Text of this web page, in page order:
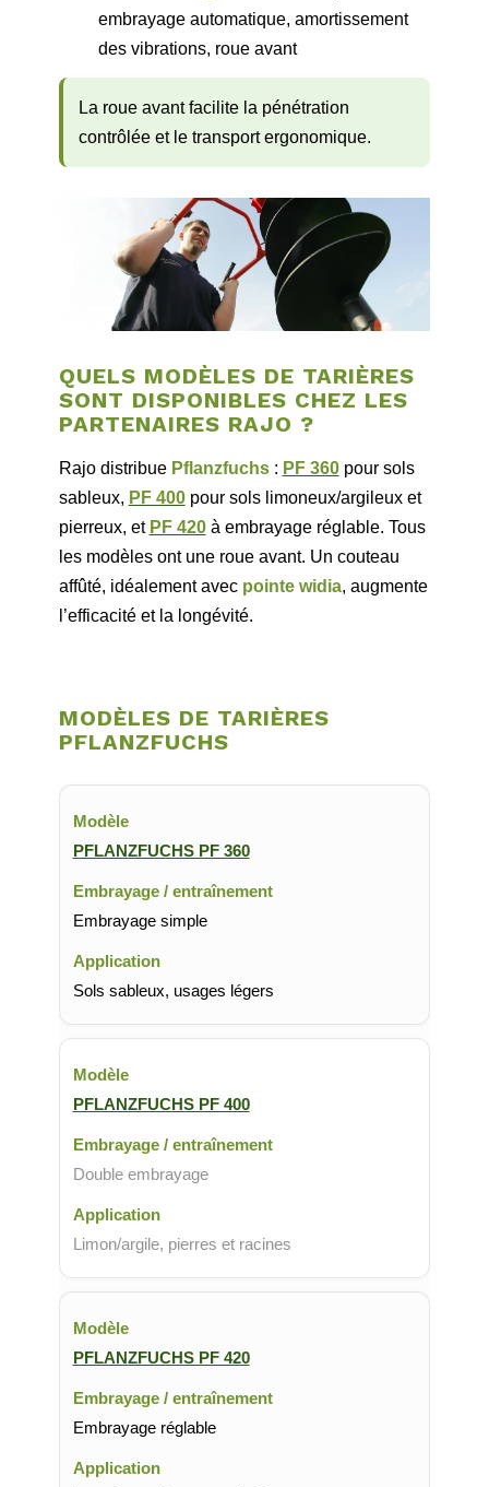
embrayage automatique, amortissement
des vibrations, roue avant
La roue avant facilite la pénétration
contrôlée et le transport ergonomique.
QUELS MODÈLES DE TARIÈRES
SONT DISPONIBLES CHEZ LES
PARTENAIRES RAJO ?
Rajo distribue Pflanzfuchs: PF 360pour sols
sableux, PF 400pour sols limoneux/argileux et
pierreux, et PF 420à embrayage réglable. Tous
les modèles ont une roue avant. Un couteau
affûté, idéalement avec pointe widia, augmente
l’efficacité et la longévité.
MODÈLES DE TARIÈRES
PFLANZFUCHS
PFLANZFUCHS PF 360
Embrayage simple
Sols sableux, usages légers
PFLANZFUCHS PF 400
Double embrayage
Limon/argile, pierres et racines
PFLANZFUCHS PF 420
Embrayage réglable